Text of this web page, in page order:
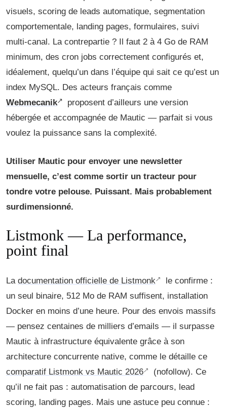
visuels, scoring de leads automatique, segmentation
comportementale, landing pages, formulaires, suivi
multi-canal. La contrepartie ? Il faut 2 à 4 Go de RAM
minimum, des cron jobs correctement configurés et,
idéalement, quelqu’un dans l’équipe qui sait ce qu’est un
index MySQL. Des acteurs français comme
Webmecanik
proposent d’ailleurs une version
hébergée et accompagnée de Mautic — parfait si vous
voulez la puissance sans la complexité.
Utiliser Mautic pour envoyer une newsletter
mensuelle, c’est comme sortir un tracteur pour
tondre votre pelouse. Puissant. Mais probablement
surdimensionné.
Listmonk — La performance,
point final
La documentation officielle de Listmonk
le confirme :
un seul binaire, 512 Mo de RAM suffisent, installation
Docker en moins d’une heure. Pour des envois massifs
— pensez centaines de milliers d’emails — il surpasse
Mautic à infrastructure équivalente grâce à son
architecture concurrente native, comme le détaille ce
comparatif Listmonk vs Mautic 2026
(nofollow). Ce
qu’il ne fait pas : automatisation de parcours, lead
scoring, landing pages. Mais une astuce peu connue :